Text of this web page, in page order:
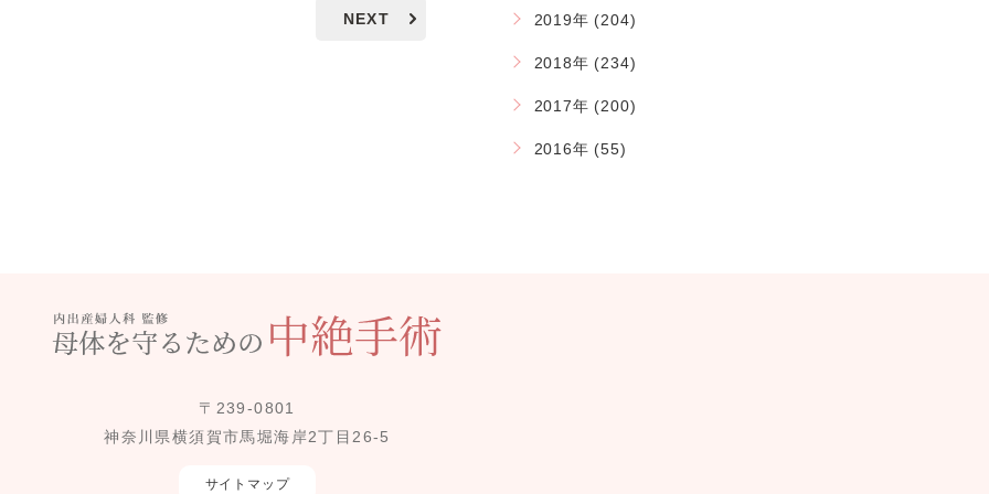
NEXT 2019年 (204)
2018年 (234)
2017年 (200)
2016年 (55)
〒239-0801
神奈川県横須賀市馬堀海岸2丁目26-5
サイトマップ